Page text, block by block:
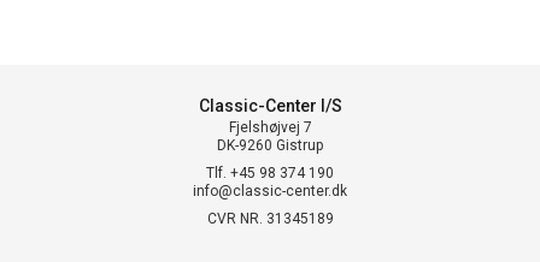
Classic-Center I/S
Fjelshøjvej 7
DK-9260 Gistrup
Tlf. +45 98 374 190
info@classic-center.dk
CVR NR. 31345189